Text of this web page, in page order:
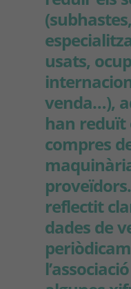
usats,
venda…),
han reduït
compres
reflectit
dades de